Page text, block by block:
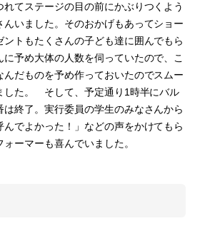
てステージの目の前にかぶりつくよう
いました。そのおかげもあってショー
トもたくさんの子ども達に囲んでもら
予め大体の人数を伺っていたので、こ
だものを予め作っておいたのでスムー
した。 そして、予定通り1時半にバル
終了。実行委員の学生のみなさんから
んでよかった！」などの声をかけてもら
ーマーも喜んでいました。